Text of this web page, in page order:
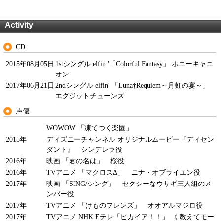
Activity
CD
2015年08月05日 1stシングル elfin '「Colorful Fantasy」 ポニーキャニ
オン
2017年06月21日 2ndシングル elfin' 「Luna†Requiem～月虹の宴～」
エグジットチューンズ
声優
WOWOW 「凍てつく楽園」
2015年
ディズニーチャンネル オリジナルムービー『ディセン
ダント』 シンデレラ役
2016年
映画 「君の名は」 桜役
2016年
TVアニメ 「マクロスΔ」 ニナ・オブライエン役
2017年
映画 「SING/シング」 セクシーなウサギ三人組のメ
ンバー役
2017年
TVアニメ 「けものフレンズ」 オオアルマジロ役
2017年
TVアニメ NHK Eテレ「ピカイア！！」 《 教えてモー